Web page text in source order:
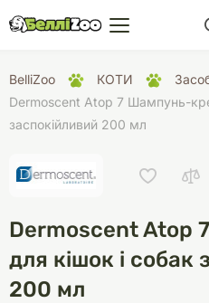
+38
+38
76
BelliZoo КОТИ
Dermoscent Atop 7 Шампунь-
заспокійливий 200 мл
Dermoscent Atop
для кішок і собак
200 мл